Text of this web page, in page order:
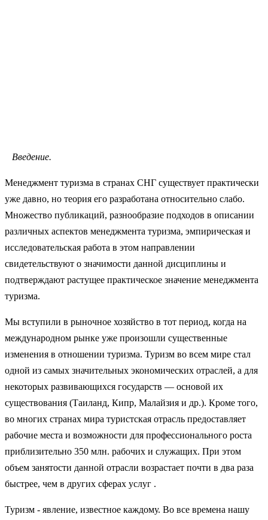
Введение.
Менеджмент туризма в странах СНГ существует практически
уже давно, но теория его разработана относительно слабо.
Множество публикаций, разнообразие подходов в описании
различных аспектов менеджмента туризма, эмпирическая и
исследовательская работа в этом направлении
свидетельствуют о значимости данной дисциплины и
подтверждают растущее практическое значение менеджмента
туризма.
Мы вступили в рыночное хозяйство в тот период, когда на
международном рынке уже произошли существенные
изменения в отношении туризма. Туризм во всем мире стал
одной из самых значительных экономических отраслей, а для
некоторых развивающихся государств — основой их
существования (Таиланд, Кипр, Малайзия и др.). Кроме того,
во многих странах мира туристская отрасль предоставляет
рабочие места и возможности для профессионального роста
приблизительно 350 млн. рабочих и служащих. При этом
объем занятости данной отрасли возрастает почти в два раза
быстрее, чем в других сферах услуг .
Туризм - явление, известное каждому. Во все времена нашу